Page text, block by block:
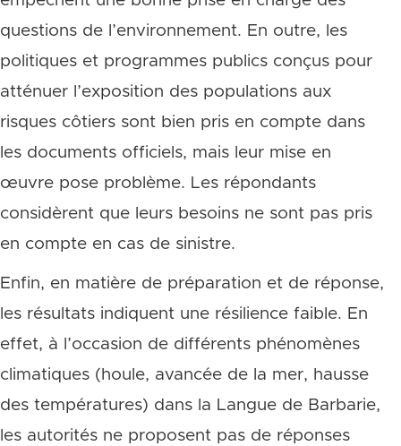
questions de l’environnement. En outre, les
politiques et programmes publics conçus pour
atténuer l’exposition des populations aux
risques côtiers sont bien pris en compte dans
les documents officiels, mais leur mise en
œuvre pose problème. Les répondants
considèrent que leurs besoins ne sont pas pris
en compte en cas de sinistre.
Enfin, en matière de préparation et de réponse,
les résultats indiquent une résilience faible. En
effet, à l’occasion de différents phénomènes
climatiques (houle, avancée de la mer, hausse
des températures) dans la Langue de Barbarie,
les autorités ne proposent pas de réponses